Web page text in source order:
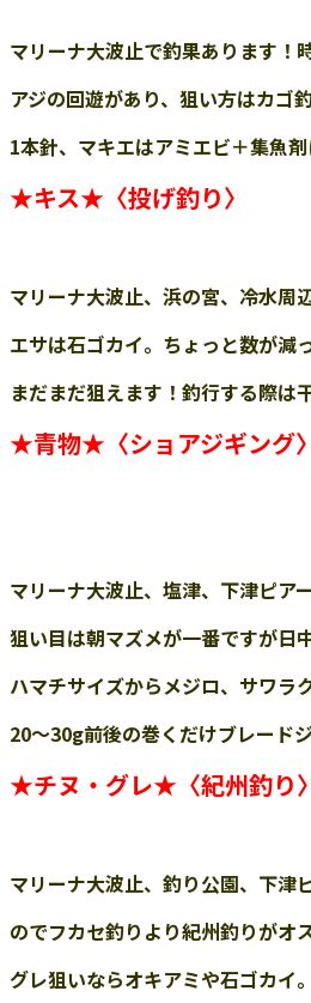
マリーナ大波止で釣果あります！
アジの回遊があり、狙い方はカゴ
1本針、マキエはアミエビ＋集魚
★キス★ 〈投げ釣り〉
マリーナ大波止、浜の宮、冷水周
エサは石ゴカイ。ちょっと数が減
まだまだ狙えます！釣行する際は
★青物★ 〈ショアジギング〉
マリーナ大波止、塩津、 下津ピアー
狙い目は朝マズメが一番ですが日
ハマチサイズからメジロ、サワラ
20〜30g前後の巻くだけブレード
★チヌ ・グレ★ 〈紀州釣り〉
マリーナ大波止、釣り公園、下津
のでフカセ釣りより紀州釣りがオ
グレ狙いならオキアミや石ゴカイ